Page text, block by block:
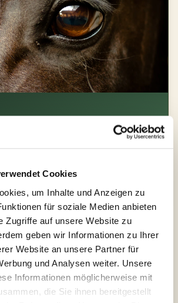
Cookies
um Inhalte und Anzeigen zu
für soziale Medien anbieten
Zugriffe auf unsere Website zu
geben wir Informationen zu Ihrer
Website an unsere Partner für
und Analysen weiter. Unsere
Informationen möglicherweise mit
die Sie ihnen bereitgestellt
oder echte genetische
Zum Artikel →